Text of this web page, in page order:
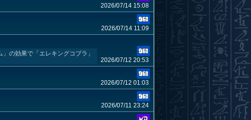
2026/07/14 15:08
2026/07/14 11:09
の効果で「エレキングコブラ」
2026/07/12 20:53
2026/07/12 01:03
2026/07/11 23:24